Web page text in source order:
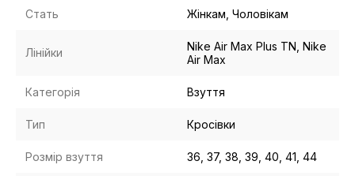
Стать Жінкам, Чоловікам
Лінійки
Nike Air Max Plus TN, Nike
Air Max
Категорія Взуття
Тип Кросівки
Розмір взуття 36, 37, 38, 39, 40, 41, 44